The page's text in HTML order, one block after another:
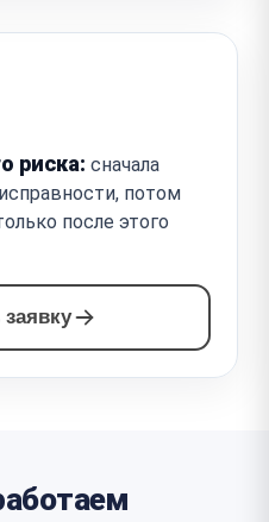
риска: сначала
потом
после этого